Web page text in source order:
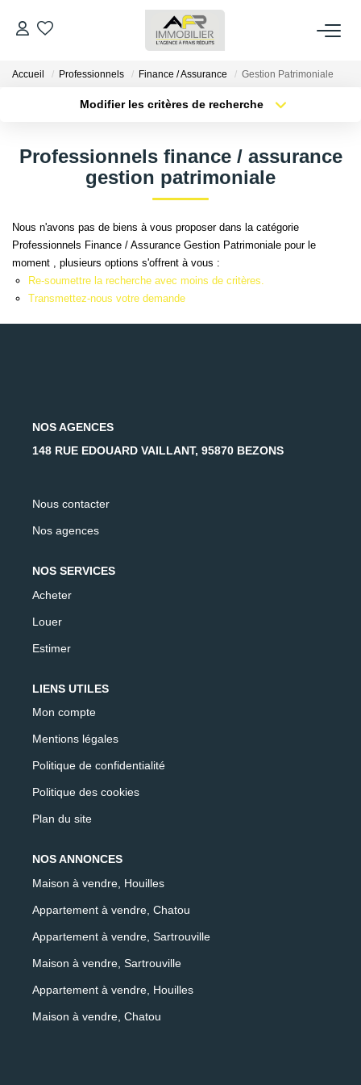
ACHETER
ESTIMER
FAIRE GÉRER
NOS AGENCES
AFR IMMOBILIER Chatou - Transaction
AFR IMMOBILIER Houilles
Accueil Professionnels Finance / Assurance Gestion Patrimoniale
Modifier les critères de recherche
Type de bien
Surface min
Créer une alerte
Professionnels finance / assurance
gestion patrimoniale
Nous n'avons pas de biens à vous proposer dans la catégorie
Professionnels Finance / Assurance Gestion Patrimoniale pour le
moment , plusieurs options s'offrent à vous :
Re-soumettre la recherche avec moins de critères.
Transmettez-nous votre demande
NOS AGENCES
148 RUE EDOUARD VAILLANT, 95870 BEZONS
Nous contacter
Nos agences
NOS SERVICES
Acheter
Louer
Estimer
LIENS UTILES
Mon compte
Mentions légales
Politique de confidentialité
Politique des cookies
Plan du site
NOS ANNONCES
Maison à vendre, Houilles
Appartement à vendre, Chatou
Appartement à vendre, Sartrouville
Maison à vendre, Sartrouville
Appartement à vendre, Houilles
Maison à vendre, Chatou